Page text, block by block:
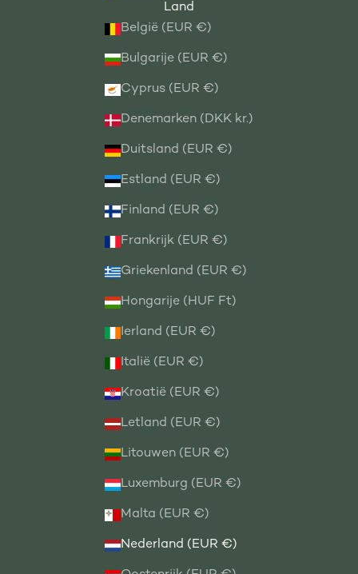
Land
België (EUR €)
Bulgarije (EUR €)
Cyprus (EUR €)
Denemarken (DKK kr.)
Duitsland (EUR €)
Estland (EUR €)
Finland (EUR €)
Frankrijk (EUR €)
Griekenland (EUR €)
Hongarije (HUF Ft)
Ierland (EUR €)
Italië (EUR €)
Kroatië (EUR €)
Letland (EUR €)
Litouwen (EUR €)
Luxemburg (EUR €)
Malta (EUR €)
Nederland (EUR €)